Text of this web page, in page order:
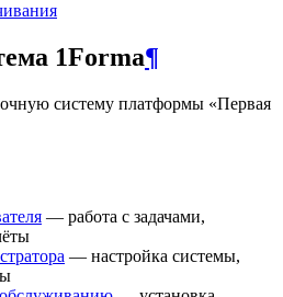
1Forma¶
систему платформы «Первая
— работа с задачами,
— настройка системы,